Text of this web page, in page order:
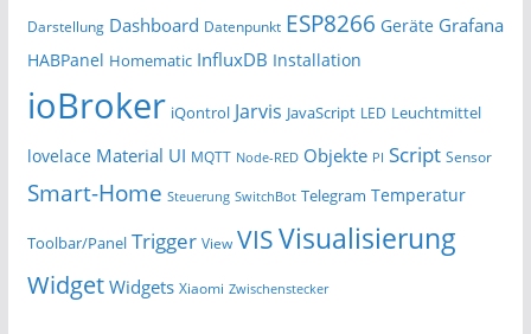
Darstellung Dashboard Datenpunkt ESP8266 Geräte Grafana
HABPanel Homematic InfluxDB Installation
ioBroker iQontrol Jarvis JavaScript LED Leuchtmittel
lovelace Material UI MQTT Node-RED Objekte PI Script Sensor
Smart-Home Steuerung SwitchBot Telegram Temperatur
Toolbar/Panel Trigger View VISVisualisierung
Widget Widgets Xiaomi Zwischenstecker